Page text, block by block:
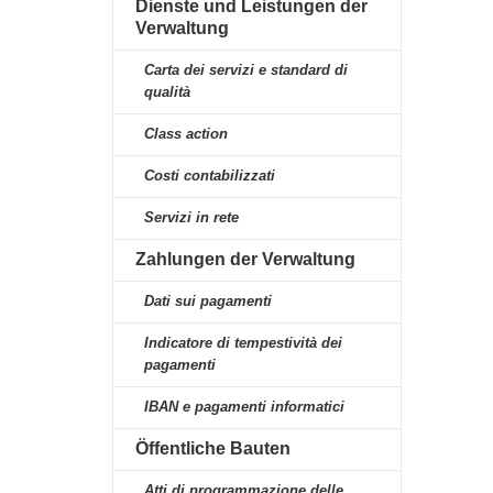
Dienste und Leistungen der
Verwaltung
Carta dei servizi e standard di
qualità
Class action
Costi contabilizzati
Servizi in rete
Zahlungen der Verwaltung
Dati sui pagamenti
Indicatore di tempestività dei
pagamenti
IBAN e pagamenti informatici
Öffentliche Bauten